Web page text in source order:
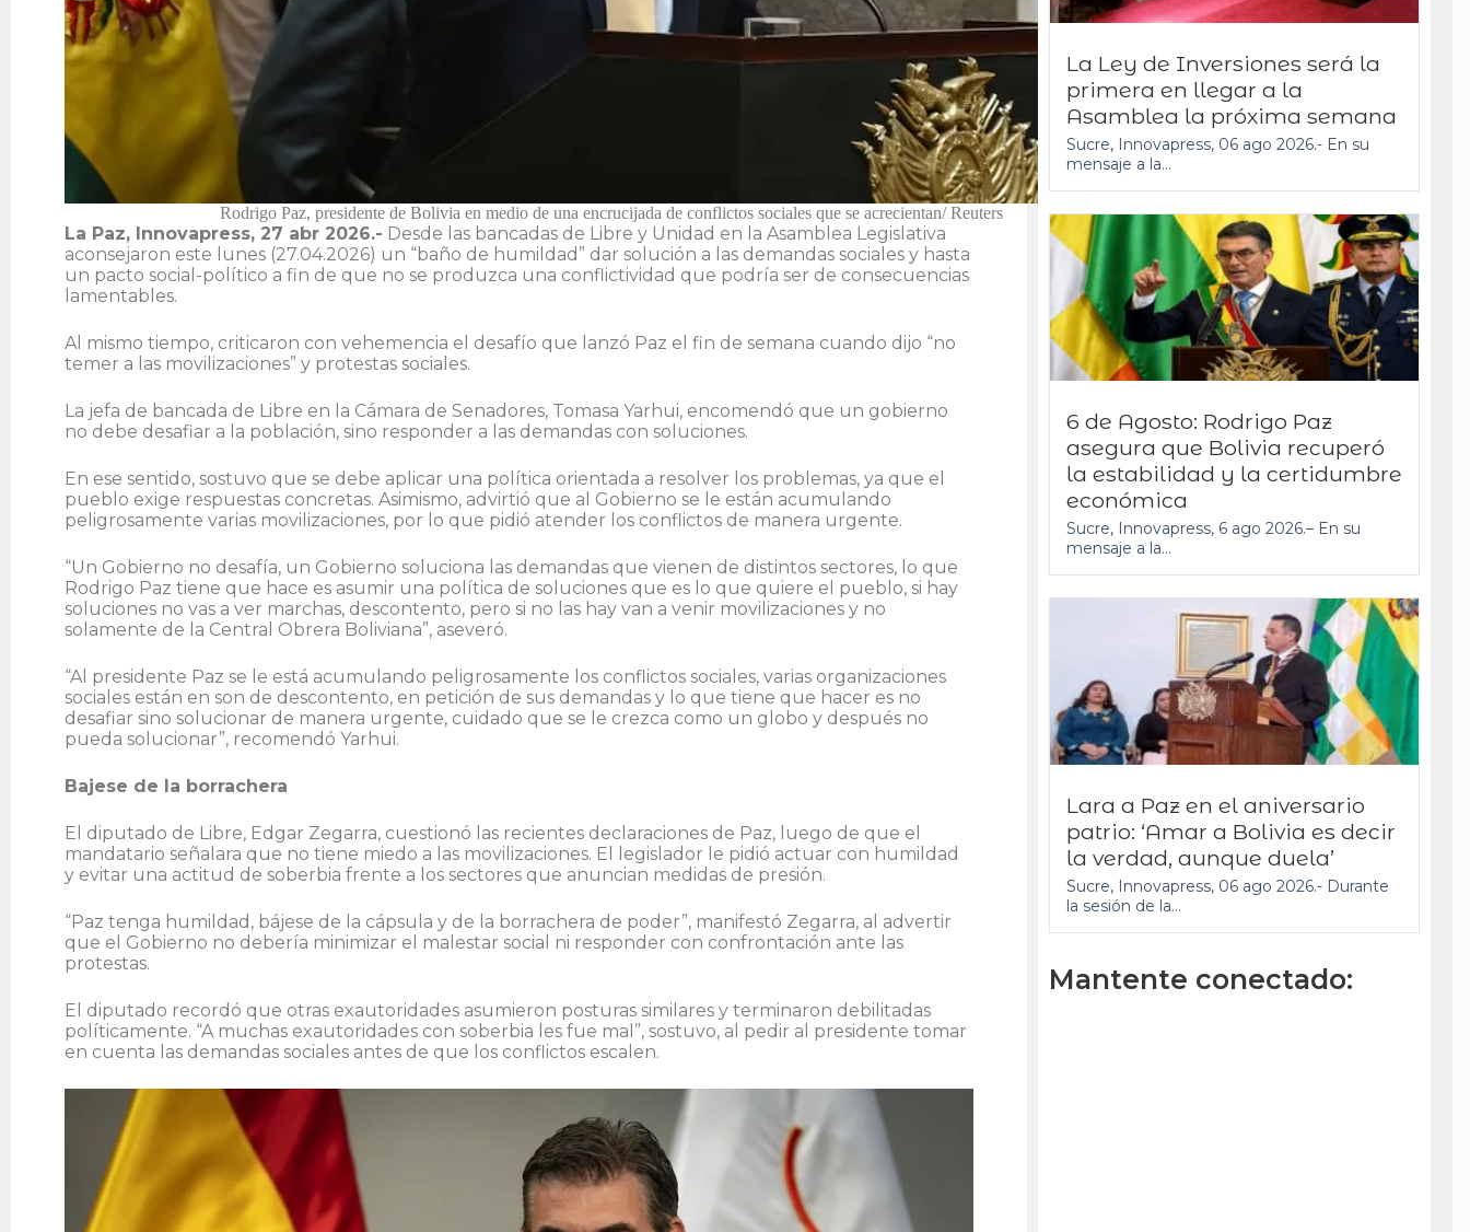
Rodrigo Paz, presidente de Bolivia en medio de una encrucijada de conflictos sociales que se acrecientan/ Reuters
La Paz, Innovapress, 27 abr 2026.- Desde las bancadas de Libre y Unidad en la Asamblea Legislativa
aconsejaron este lunes (27.04.2026) un “baño de humildad” dar solución a las demandas sociales y hasta
un pacto social-político a fin de que no se produzca una conflictividad que podría ser de consecuencias
lamentables.
Al mismo tiempo, criticaron con vehemencia el desafío que lanzó Paz el fin de semana cuando dijo “no
temer a las movilizaciones” y protestas sociales.
La jefa de bancada de Libre en la Cámara de Senadores, Tomasa Yarhui, encomendó que un gobierno
no debe desafiar a la población, sino responder a las demandas con soluciones.
En ese sentido, sostuvo que se debe aplicar una política orientada a resolver los problemas, ya que el
pueblo exige respuestas concretas. Asimismo, advirtió que al Gobierno se le están acumulando
peligrosamente varias movilizaciones, por lo que pidió atender los conflictos de manera urgente.
“Un Gobierno no desafía, un Gobierno soluciona las demandas que vienen de distintos sectores, lo que
Rodrigo Paz tiene que hace es asumir una política de soluciones que es lo que quiere el pueblo, si hay
soluciones no vas a ver marchas, descontento, pero si no las hay van a venir movilizaciones y no
solamente de la Central Obrera Boliviana”, aseveró.
“Al presidente Paz se le está acumulando peligrosamente los conflictos sociales, varias organizaciones
sociales están en son de descontento, en petición de sus demandas y lo que tiene que hacer es no
desafiar sino solucionar de manera urgente, cuidado que se le crezca como un globo y después no
pueda solucionar”, recomendó Yarhui.
Bajese de la borrachera
El diputado de Libre, Edgar Zegarra, cuestionó las recientes declaraciones de Paz, luego de que el
mandatario señalara que no tiene miedo a las movilizaciones. El legislador le pidió actuar con humildad
y evitar una actitud de soberbia frente a los sectores que anuncian medidas de presión.
“Paz tenga humildad, bájese de la cápsula y de la borrachera de poder”, manifestó Zegarra, al advertir
que el Gobierno no debería minimizar el malestar social ni responder con confrontación ante las
protestas.
El diputado recordó que otras exautoridades asumieron posturas similares y terminaron debilitadas
políticamente. “A muchas exautoridades con soberbia les fue mal”, sostuvo, al pedir al presidente tomar
en cuenta las demandas sociales antes de que los conflictos escalen.
La Ley de Inversiones será la
primera en llegar a la
Asamblea la próxima semana
Sucre, Innovapress, 06 ago 2026.- En su
mensaje a la...
6 de Agosto: Rodrigo Paz
asegura que Bolivia recuperó
la estabilidad y la certidumbre
económica
Sucre, Innovapress, 6 ago 2026.– En su
mensaje a la...
Lara a Paz en el aniversario
patrio: ‘Amar a Bolivia es decir
la verdad, aunque duela’
Sucre, Innovapress, 06 ago 2026.- Durante
la sesión de la...
Mantente conectado: